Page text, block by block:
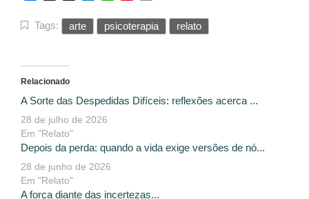
Tags: arte psicoterapia relato
Relacionado
A Sorte das Despedidas Difíceis: reflexões acerca ...
28 de julho de 2026
Em "Relato"
Depois da perda: quando a vida exige versões de nó...
28 de junho de 2026
Em "Relato"
A força diante das incertezas...